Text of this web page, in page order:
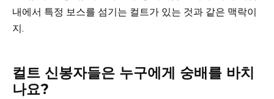
내에서 특정 보스를 섬기는 컬트가 있는 것과 같은 맥락이
지.
컬트 신봉자들은 누구에게 숭배를 바치
나요?